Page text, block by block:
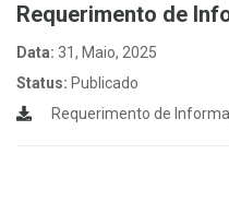
Requerimento de
Data: 31, Maio, 2025
Status: Publicado
Requerimento de